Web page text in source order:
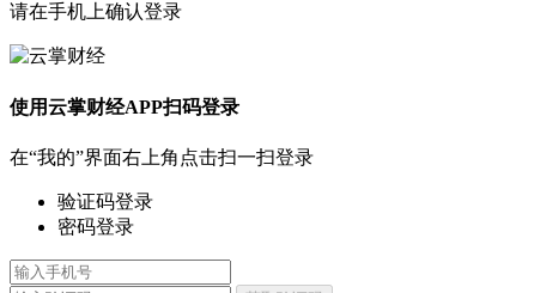
请在手机上确认登录
使用云掌财经APP扫码登录
在“我的”界面右上角点击扫一扫登录
验证码登录
密码登录